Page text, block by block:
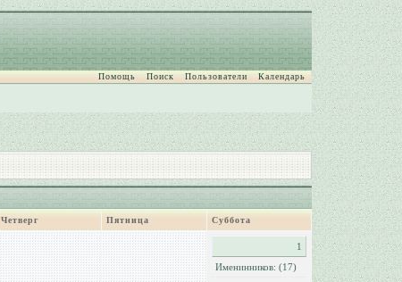
Помощь Поиск Пользователи Календарь
Четверг Пятница Суббота
1
Именинников: (17)